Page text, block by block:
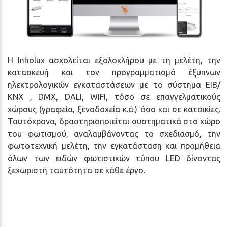
Η Inholux ασχολείται εξολοκλήρου με τη μελέτη, την
κατασκευή και τον προγραμματισμό έξυπνων
ηλεκτρολογικών εγκαταστάσεων με το σύστημα ΕΙΒ/
ΚΝΧ , DMX, DALI, WIFI, τόσο σε επαγγελματικούς
χώρους (γραφεία, ξενοδοχεία κ.ά.) όσο και σε κατοικίες.
Ταυτόχρονα, δραστηριοποιείται συστηματικά στο χώρο
του φωτισμού, αναλαμβάνοντας το σχεδιασμό, την
φωτοτεχνική μελέτη, την εγκατάσταση και προμήθεια
όλων των ειδών φωτιστικών τύπου LED δίνοντας
ξεχωριστή ταυτότητα σε κάθε έργο.